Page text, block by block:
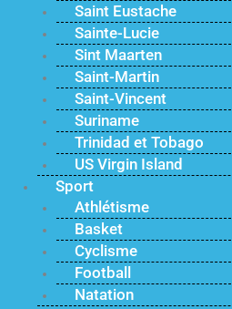
Saint Eustache
Sainte-Lucie
Sint Maarten
Saint-Martin
Saint-Vincent
Suriname
Trinidad et Tobago
US Virgin Island
Sport
Athlétisme
Basket
Cyclisme
Football
Natation